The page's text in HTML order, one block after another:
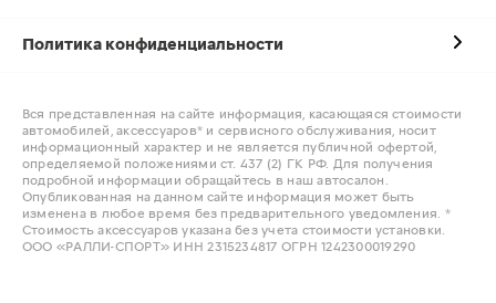
Политика конфиденциальности
Вся представленная на сайте информация, касающаяся стоимости
автомобилей, аксессуаров* и сервисного обслуживания, носит
информационный характер и не является публичной офертой,
определяемой положениями ст. 437 (2) ГК РФ. Для получения
подробной информации обращайтесь в наш автосалон.
Опубликованная на данном сайте информация может быть
изменена в любое время без предварительного уведомления. *
Стоимость аксессуаров указана без учета стоимости установки.
ООО «РАЛЛИ-СПОРТ» ИНН 2315234817 ОГРН 1242300019290